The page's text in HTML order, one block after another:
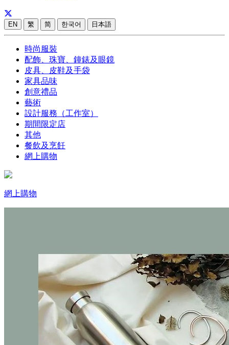
EN 繁 简 한국어 日本語
時尚服裝
配飾、珠寶、鐘錶及眼鏡
皮具、皮鞋及手袋
家具品味
創意禮品
藝術
設計服務（工作室）
期間限定店
其他
餐飲及烹飪
網上購物
網上購物